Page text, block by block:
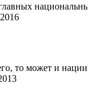
то может и